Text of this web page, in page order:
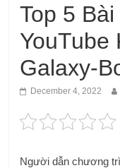
Top 5
YouTube
Galaxy-
December 4, 2022
Người dẫn chương